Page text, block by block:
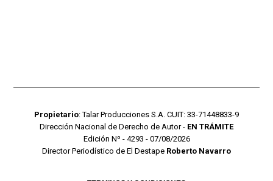
Propietario: Talar Producciones S.A. CUIT: 33-71448833-9
Dirección Nacional de Derecho de Autor - EN TRÁMITE
Edición Nº - 4293 - 07/08/2026
Director Periodístico de El Destape Roberto Navarro